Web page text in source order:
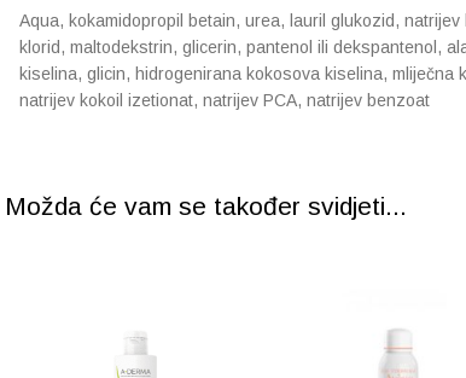
Aqua, kokamidopropil betain, urea, lauril glukozid,
klorid, maltodekstrin, glicerin, pantenol ili dekspantenol,
kiselina, glicin, hidrogenirana kokosova kiselina, mliječna
natrijev kokoil izetionat, natrijev PCA, natrijev benzoat
Možda će vam se također svidjeti...